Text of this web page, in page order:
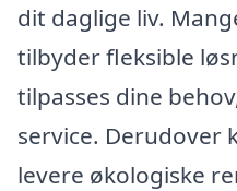
dit daglige liv.
tilbyder fleksible
tilpasses dine
service. Derudover
levere økologiske